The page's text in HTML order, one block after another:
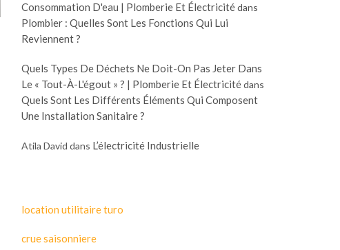
Consommation D'eau | Plomberie Et Électricitédans
Plombier : Quelles Sont Les Fonctions Qui Lui
Reviennent ?
Quels Types De Déchets Ne Doit-On Pas Jeter Dans
Le « Tout-À-L'égout » ? | Plomberie Et Électricitédans
Quels Sont Les Différents Éléments Qui Composent
Une Installation Sanitaire ?
Atila David dans L’électricité Industrielle
location utilitaire turo
crue saisonniere